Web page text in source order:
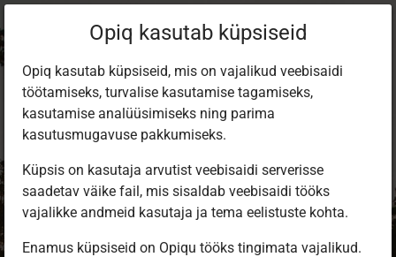
Opiq kasutab küpsiseid
Opiq kasutab küpsiseid, mis on vajalikud veebisaidi
töötamiseks, turvalise kasutamise tagamiseks,
kasutamise analüüsimiseks ning parima
kasutusmugavuse pakkumiseks.
Küpsis on kasutaja arvutist veebisaidi serverisse
saadetav väike fail, mis sisaldab veebisaidi tööks
vajalikke andmeid kasutaja ja tema eelistuste kohta.
Enamus küpsiseid on Opiqu tööks tingimata vajalikud.